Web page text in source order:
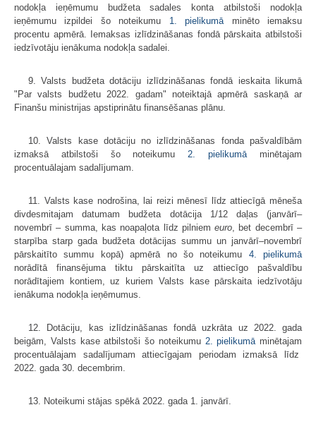
nodokļa ieņēmumu budžeta sadales konta atbilstoši nodokļa
ieņēmumu izpildei šo noteikumu 1. pielikumā minēto iemaksu
procentu apmērā. Iemaksas izlīdzināšanas fondā pārskaita atbilstoši
iedzīvotāju ienākuma nodokļa sadalei.
9. Valsts budžeta dotāciju izlīdzināšanas fondā ieskaita likumā
"Par valsts budžetu 2022. gadam" noteiktajā apmērā saskaņā ar
Finanšu ministrijas apstiprinātu finansēšanas plānu.
10. Valsts kase dotāciju no izlīdzināšanas fonda pašvaldībām
izmaksā atbilstoši šo noteikumu 2. pielikumā minētajam
procentuālajam sadalījumam.
11. Valsts kase nodrošina, lai reizi mēnesī līdz attiecīgā mēneša
divdesmitajam datumam budžeta dotācija 1/12 daļas (janvārī–
novembrī – summa, kas noapaļota līdz pilniemeuro , bet decembrī –
starpība starp gada budžeta dotācijas summu un janvārī–novembrī
pārskaitīto summu kopā) apmērā no šo noteikumu 4. pielikumā
norādītā finansējuma tiktu pārskaitīta uz attiecīgo pašvaldību
norādītajiem kontiem, uz kuriem Valsts kase pārskaita iedzīvotāju
ienākuma nodokļa ieņēmumus.
12. Dotāciju, kas izlīdzināšanas fondā uzkrāta uz 2022. gada
beigām, Valsts kase atbilstoši šo noteikumu 2. pielikumā minētajam
procentuālajam sadalījumam attiecīgajam periodam izmaksā līdz
2022. gada 30. decembrim.
13. Noteikumi stājas spēkā 2022. gada 1. janvārī.